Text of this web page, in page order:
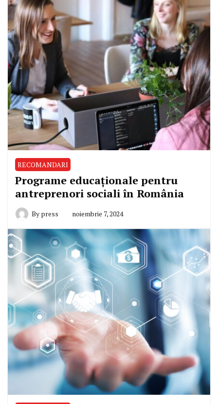
RECOMANDARI
Programe educaționale pentru
antreprenori sociali în România
By press noiembrie 7, 2024